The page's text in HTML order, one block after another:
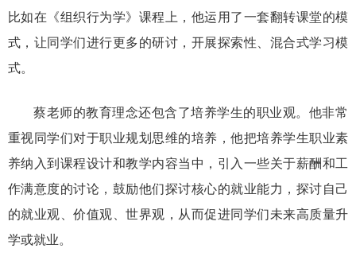
比如在《组织行为学》课程上，他运用了一套翻转课堂的模
式，让同学们进行更多的研讨，开展探索性、混合式学习模
式。
蔡老师的教育理念还包含了培养学生的职业观。他非常
重视同学们对于职业规划思维的培养，他把培养学生职业素
养纳入到课程设计和教学内容当中，引入一些关于薪酬和工
作满意度的讨论，鼓励他们探讨核心的就业能力，探讨自己
的就业观、价值观、世界观，从而促进同学们未来高质量升
学或就业。